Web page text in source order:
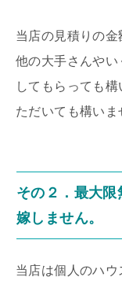
当店の見積りの金
他の大手さんや
してもらっても
ただいても構いま
その２．最大
嫁しません。
当店は個人のハウ